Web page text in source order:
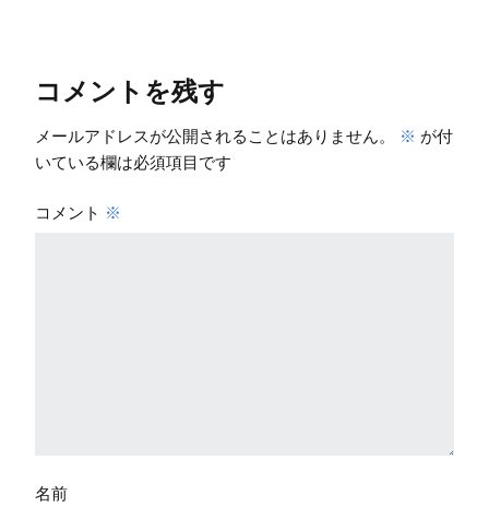
コメントを残す
メールアドレスが公開されることはありません。 ※ が付
いている欄は必須項目です
コメント ※
名前